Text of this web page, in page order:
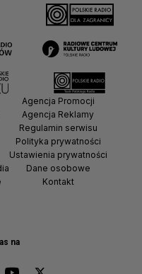
na
Agencja Promocji
Agencja Reklamy
Regulamin serwisu
Polityka prywatności
Ustawienia prywatności
Dane osobowe
Kontakt